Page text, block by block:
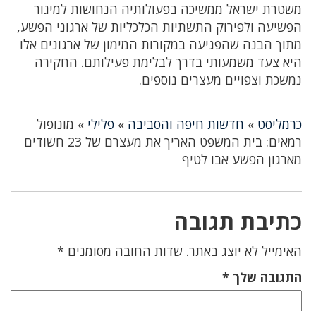
משטרת ישראל ממשיכה בפעולותיה הנחושות למיגור
הפשיעה ולפירוק התשתיות הכלכליות של ארגוני הפשע,
מתוך הבנה שהפגיעה במקורות המימון של ארגונים אלו
היא צעד משמעותי בדרך לבלימת פעילותם. החקירה
נמשכת וצפויים מעצרים נוספים.
כרמליסט » חדשות חיפה והסביבה » פלילי » מונופול
רמאים: בית המשפט האריך את מעצרם של 23 חשודים
מארגון הפשע אבו לטיף
כתיבת תגובה
האימייל לא יוצג באתר. שדות החובה מסומנים *
התגובה שלך *